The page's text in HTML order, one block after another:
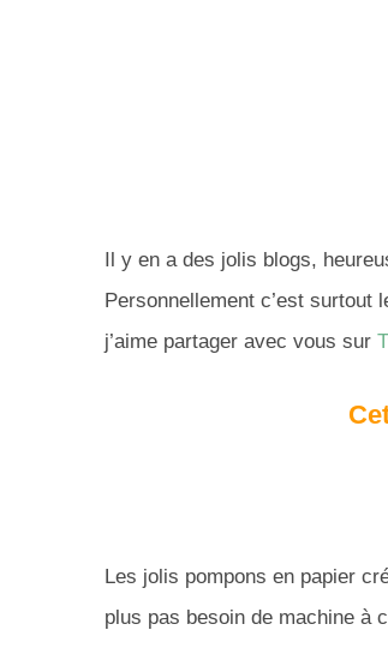
Il y en a des jolis blogs,
Personnellement c’est surtout
j’aime partager avec vous sur
Les jolis pompons en papier
plus pas besoin de machine à